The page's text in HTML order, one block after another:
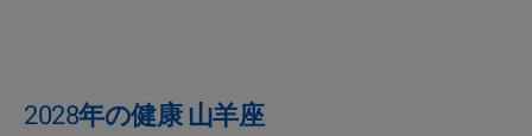
2028年の健康 山羊座